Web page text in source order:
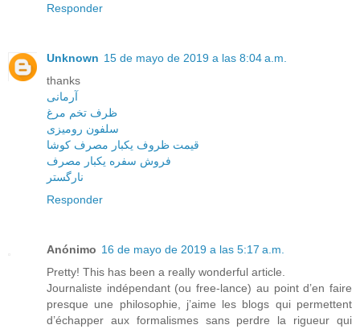
Responder
Unknown 15 de mayo de 2019 a las 8:04 a.m.
thanks
آرمانی
ظرف تخم مرغ
سلفون رومیزی
قیمت ظروف یکبار مصرف کوشا
فروش سفره یکبار مصرف
نارگستر
Responder
Anónimo 16 de mayo de 2019 a las 5:17 a.m.
Pretty! This has been a really wonderful article.
Journaliste indépendant (ou free-lance) au point d’en faire
presque une philosophie, j’aime les blogs qui permettent
d’échapper aux formalismes sans perdre la rigueur qui